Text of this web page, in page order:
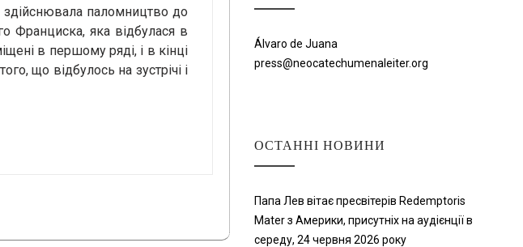
паломництво до
Франциска, яка відбулася в
в першому ряді, і в кінці
що відбулось на зустрічі і
Álvaro de Juana
press@neocatechumenaleiter.org
ОСТАННІ НОВИНИ
Папа Лев вітає пресвітерів Redemptoris
Mater з Америки, присутніх на аудієнції в
середу, 24 червня 2026 року